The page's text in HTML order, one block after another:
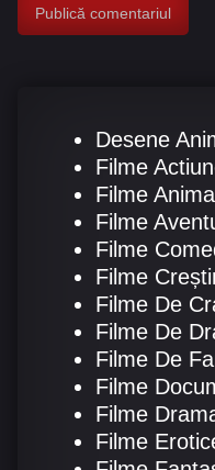
Desene
Filme
Filme
Filme
Filme
Filme
Filme De
Filme De
Filme De
Filme
Filme
Filme